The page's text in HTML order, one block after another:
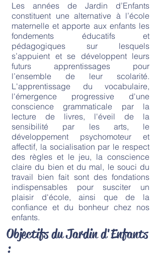
Les années de Jardin d’Enfants
constituent une alternative à l’école
maternelle et apporte aux enfants les
fondements éducatifs et
pédagogiques sur lesquels
s’appuient et se développent leurs
futurs apprentissages pour
l’ensemble de leur scolarité.
L'apprentissage du vocabulaire,
l'émergence progressive d'une
conscience grammaticale par la
lecture de livres, l'éveil de la
sensibilité par les arts, le
développement psychomoteur et
affectif, la socialisation par le respect
des règles et le jeu, la conscience
claire du bien et du mal, le souci du
travail bien fait sont des fondations
indispensables pour susciter un
plaisir d'école, ainsi que de la
confiance et du bonheur chez nos
enfants.
Objectifs du Jardin d'Enfants
: